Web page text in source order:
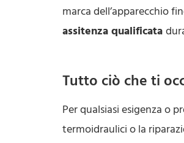
marca dell’apparecchio
assitenza qualificata
Tutto ciò che ti
Per qualsiasi esigenza o
termoidraulici o la